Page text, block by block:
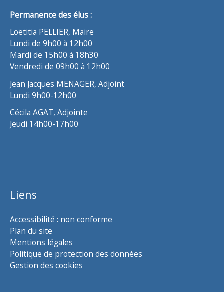
Permanence des élus :
Loëtitia PELLIER, Maire
Lundi de 9h00 à 12h00
Mardi de 15h00 à 18h30
Vendredi de 09h00 à 12h00
Jean Jacques MENAGER, Adjoint
Lundi 9h00-12h00
Cécila AGAT, Adjointe
Jeudi 14h00-17h00
Liens
Accessibilité : non conforme
Plan du site
Mentions légales
Politique de protection des données
Gestion des cookies